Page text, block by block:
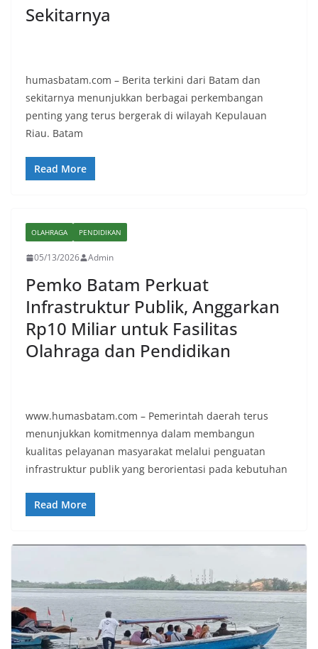
Sekitarnya
humasbatam.com – Berita terkini dari Batam dan
sekitarnya menunjukkan berbagai perkembangan
penting yang terus bergerak di wilayah Kepulauan
Riau. Batam
Read More
OLAHRAGA PENDIDIKAN
05/13/2026 Admin
Pemko Batam Perkuat
Infrastruktur Publik, Anggarkan
Rp10 Miliar untuk Fasilitas
Olahraga dan Pendidikan
www.humasbatam.com – Pemerintah daerah terus
menunjukkan komitmennya dalam membangun
kualitas pelayanan masyarakat melalui penguatan
infrastruktur publik yang berorientasi pada kebutuhan
Read More